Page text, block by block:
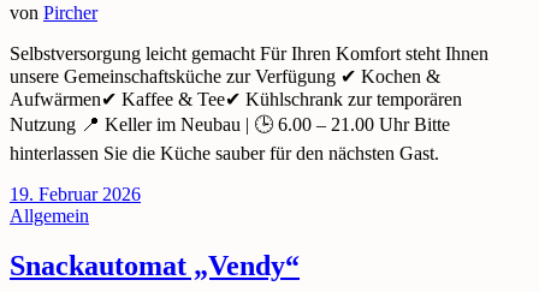
von Pircher
Selbstversorgung leicht gemacht Für Ihren Komfort steht Ihnen
unsere Gemeinschaftsküche zur Verfügung ✔ Kochen &
Aufwärmen✔ Kaffee & Tee✔ Kühlschrank zur temporären
Nutzung 📍 Keller im Neubau | 🕒 6.00 – 21.00 Uhr Bitte
hinterlassen Sie die Küche sauber für den nächsten Gast.
19. Februar 2026
Allgemein
Snackautomat „Vendy“